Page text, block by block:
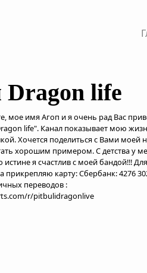
Dragon life
мое имя Агоп и я очень рад Вас
life". Канал показывает мою
Хочется поделиться с Вами моей
хорошим примером. С детства у
я счастлив с моей бандой!!!
карту: Сбербанк: 4276
переводов :
r/pitbulidragonlive